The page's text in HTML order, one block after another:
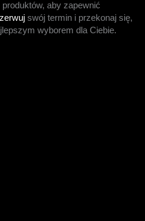
aby zapewnić
swój termin i przekonaj się,
wyborem dla Ciebie.